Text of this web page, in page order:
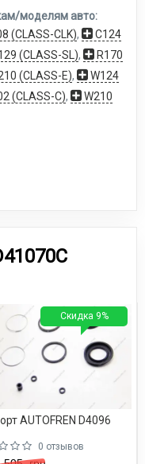
моделям авто:
(CLASS-CLK),
C124
(CLASS-SL),
R170
(CLASS-E),
W124
(CLASS-C),
W210
AUTOFREN D4096
0 отзывов
Скидка 9%